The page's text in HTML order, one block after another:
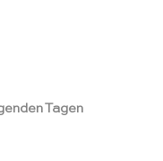
Tagen